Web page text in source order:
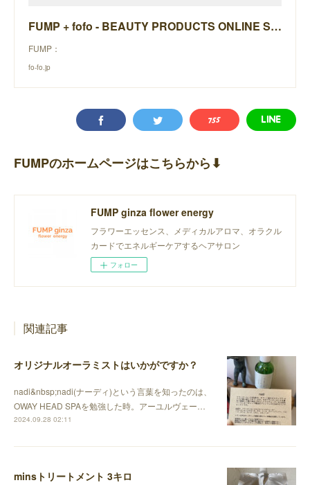
FUMP + fofo - BEAUTY PRODUCTS ONLINE STORE -
FUMP：
fo-fo.jp
FUMPのホームページはこちらから⬇︎
FUMP ginza flower energy
フラワーエッセンス、メディカルアロマ、オラクル
カードでエネルギーケアするヘアサロン
フォロー
関連記事
オリジナルオーラミストはいかがですか？
nadi&nbsp;nadi(ナーディ)という言葉を知ったのは、
OWAY HEAD SPAを勉強した時。アーユルヴェー…
2024.09.28 02:11
minsトリートメント 3キロ